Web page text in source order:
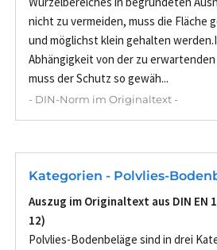
nicht zu vermeiden, muss die Fläche
und möglichst klein gehalten
Abhängigkeit von der zu
muss der Schutz so gewäh...
- DIN-Norm im Originaltext -
Kategorien - Polvlies-
Auszug im Originaltext aus DIN EN
12)
Polvlies-Bodenbeläge sind in drei